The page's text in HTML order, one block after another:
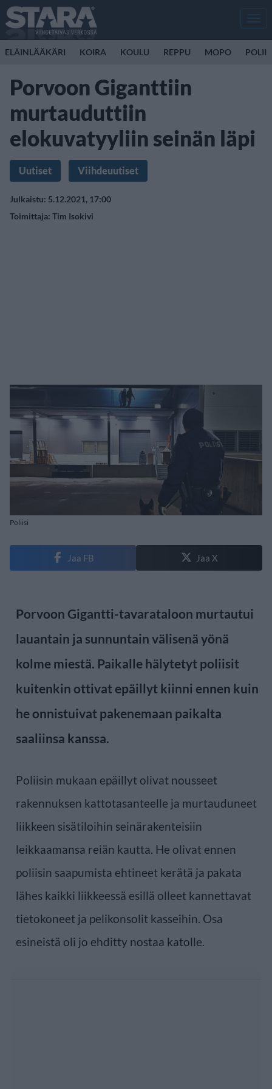
ELÄINLÄÄKÄRI KOIRA KOULU REPPU MOPO
Porvoon Giganttiin
murtauduttiin
elokuvatyyliin seinän läpi
Uutiset Viihdeuutiset
Julkaistu: 5.12.2021, 17:00
Toimittaja: Tim Isokivi
Poliisi
Jaa FB Jaa X
Porvoon Gigantti-tavarataloon murtautui
lauantain ja sunnuntain välisenä yönä
kolme miestä. Paikalle hälytetyt poliisit
kuitenkin ottivat epäillyt kiinni ennen kuin
he onnistuivat pakenemaan paikalta
saaliinsa kanssa.
Poliisin mukaan epäillyt olivat nousseet
rakennuksen kattotasanteelle ja murtauduneet
liikkeen sisätiloihin seinärakenteisiin
leikkaamansa reiän kautta. He olivat ennen
poliisin saapumista ehtineet kerätä ja pakata
lähes kaikki liikkeessä esillä olleet kannettavat
tietokoneet ja pelikonsolit kasseihin. Osa
esineistä oli jo ehditty nostaa katolle.